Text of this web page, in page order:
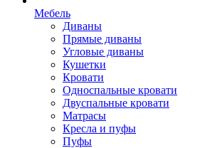
Мебель
Диваны
Прямые диваны
Угловые диваны
Кушетки
Кровати
Односпальные кровати
Двуспальные кровати
Матрасы
Кресла и пуфы
Пуфы